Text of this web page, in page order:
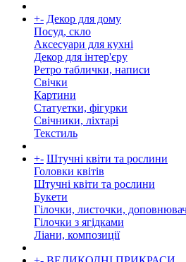
+- Декор для дому
Посуд, скло
Аксесуари для кухні
Декор для інтер'єру
Ретро таблички, написи
Свічки
Картини
Статуетки, фігурки
Свічники, ліхтарі
Текстиль
+- Штучні квіти та рослини
Головки квітів
Штучні квіти та рослини
Букети
Гілочки, листочки,
Гілочки з ягідками
Ліани, композиції